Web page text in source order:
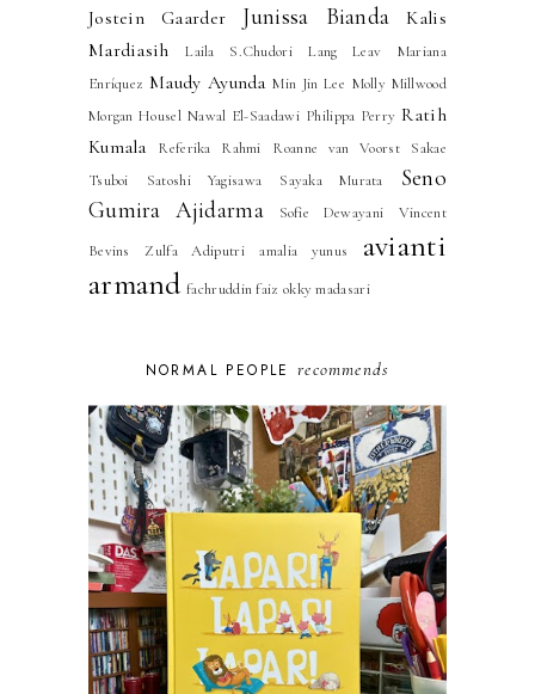
Jostein Gaarder Junissa Bianda
Kalis
Mardiasih
Laila S.Chudori Lang Leav
Mariana
Enríquez Maudy Ayunda Min Jin Lee Molly Millwood
Morgan Housel Nawal El-Saadawi Philippa Perry Ratih
Kumala
Referika Rahmi Roanne van Voorst
Sakae
Tsuboi
Satoshi Yagisawa Sayaka Murata
Seno
Gumira Ajidarma
Sofie Dewayani
Vincent
Bevins
Zulfa Adiputri amalia yunus
avianti
armand fachruddin faiz okky madasari
NORMAL PEOPLErecommends